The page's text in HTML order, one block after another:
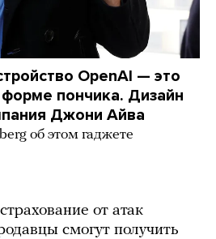
OpenAI — это
пончика. Дизайн
Джони Айва
об этом гаджете
от атак
смогут получить